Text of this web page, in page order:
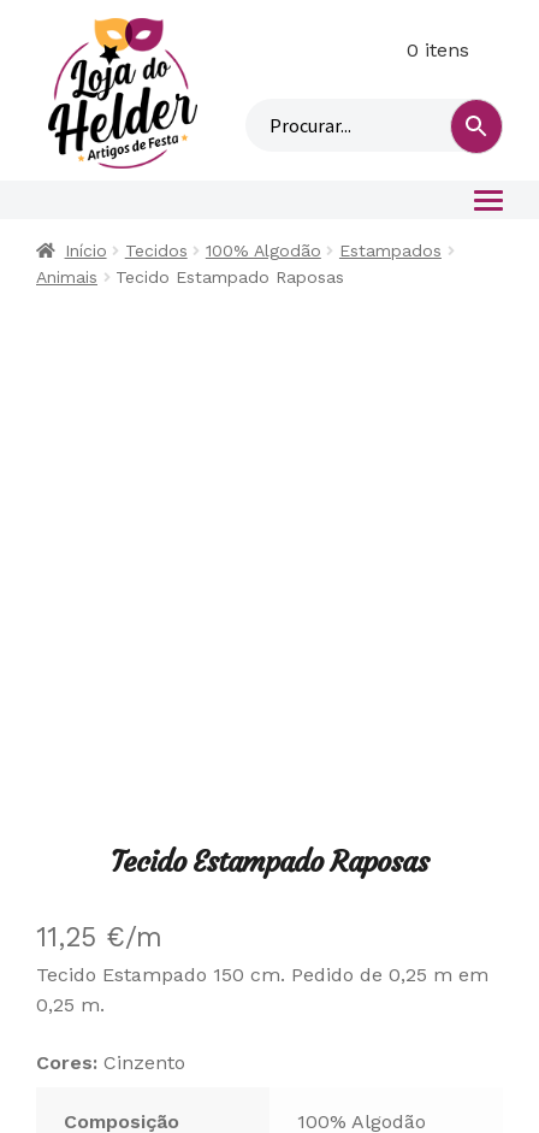
n
0 itens
Início Tecidos 100% Algodão
Estampados
Animais
Tecido Estampado Raposas
Tecido Estampado Raposas
11,25 €/m
Tecido Estampado 150 cm. Pedido de 0,25 m em
0,25 m.
Cores: Cinzento
Composição 100% Algodão